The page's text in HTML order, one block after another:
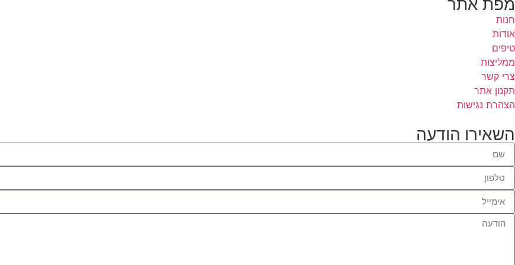
מפת אתר
חנות
אודות
טיפים
ממליצות
צרי קשר
תקנון אתר
הצהרת נגישות
השאירו הודעה